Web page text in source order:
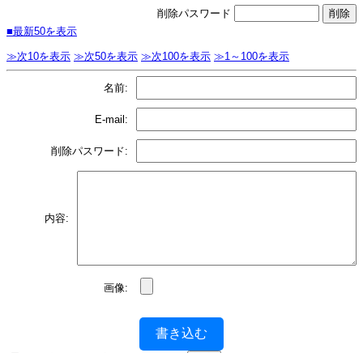
削除パスワード
■最新50を表示
≫次10を表示 ≫次50を表示 ≫次100を表示 ≫1～100を表示
名前:
E-mail:
削除パスワード:
内容:
画像:
書き込む